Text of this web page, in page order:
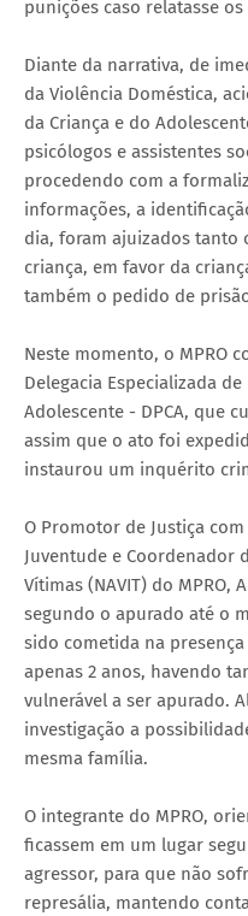
punições caso relatasse
Diante da narrativa, de
da Violência Doméstica,
da Criança e do
psicólogos e assistentes
procedendo com a
informações, a
dia, foram ajuizados tanto
criança, em favor da
também o pedido de
Neste momento, o MPRO
Delegacia Especializada
Adolescente - DPCA, que
assim que o ato foi
instaurou um inquérito
O Promotor de Justiça
Juventude e Coordenador
Vítimas (NAVIT) do
segundo o apurado até o
sido cometida na
apenas 2 anos, havendo
vulnerável a ser apurado.
investigação a
mesma família.
O integrante do MPRO,
ficassem em um lugar
agressor, para que não
represália, mantendo